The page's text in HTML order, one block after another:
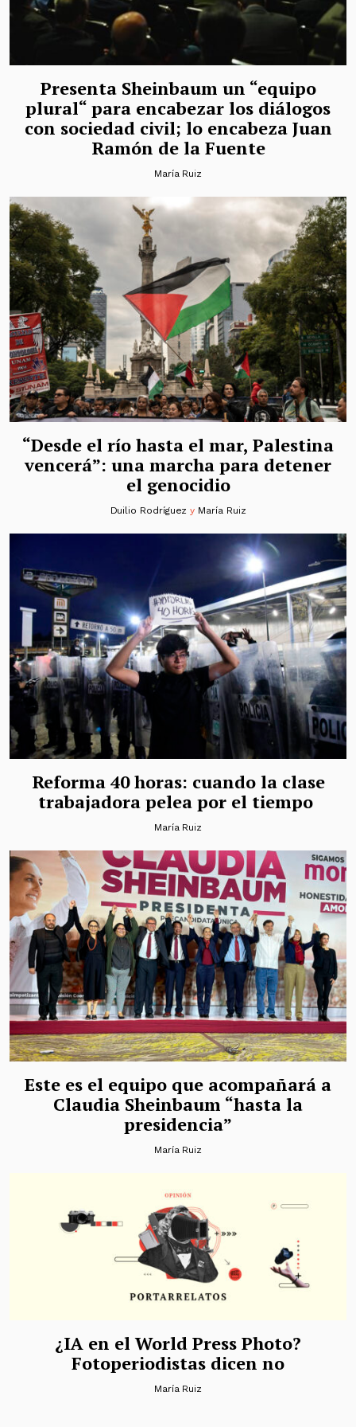
Presenta Sheinbaum un “equipo
plural“ para encabezar los diálogos
con sociedad civil; lo encabeza Juan
Ramón de la Fuente
María Ruiz
“Desde el río hasta el mar, Palestina
vencerá”: una marcha para detener
el genocidio
Duilio Rodríguez y María Ruiz
Reforma 40 horas: cuando la clase
trabajadora pelea por el tiempo
María Ruiz
Este es el equipo que acompañará a
Claudia Sheinbaum “hasta la
presidencia”
María Ruiz
¿IA en el World Press Photo?
Fotoperiodistas dicen no
María Ruiz